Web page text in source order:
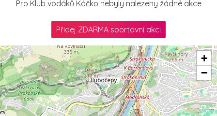
Pro Klub vodáků Káčko nebyly nalezeny žádné akce
Přidej ZDARMA sportovní akci
+
−